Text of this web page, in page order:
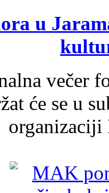
u
večer
će se u
organizaciji